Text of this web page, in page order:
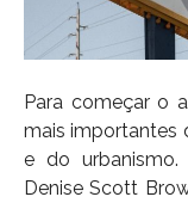
Para começar o
mais importantes
e do urbanismo.
Denise Scott